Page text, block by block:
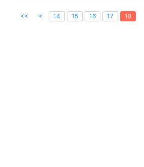
<< < 14 15 16 17 18